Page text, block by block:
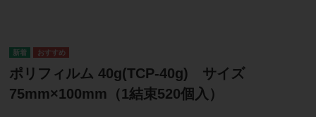
ポリフィルム 40g(TCP-40g) サイズ
75mm×100mm（1結束520個入）